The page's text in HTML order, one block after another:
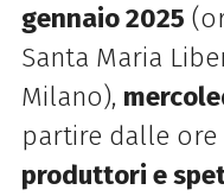
gennaio 2025
Santa Maria
Milano),
partire dalle ore
produttori e